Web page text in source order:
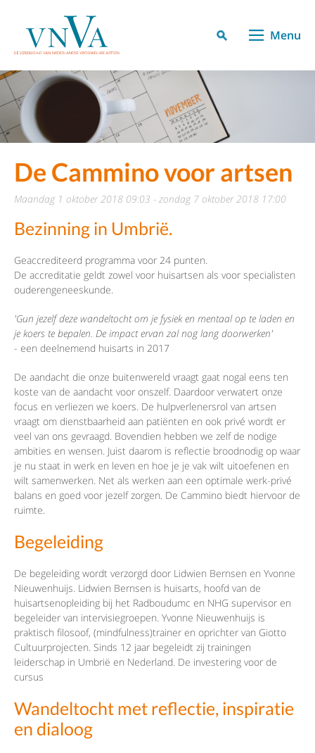
Menu
De Cammino voor artsen
maandag 1 oktober 2018 09:03 - zondag 7 oktober 2018 17:00
Bezinning in Umbrië.
Geaccrediteerd programma voor 24 punten.
De accreditatie geldt zowel voor huisartsen als voor specialisten
ouderengeneeskunde.
'Gun jezelf deze wandeltocht om je fysiek en mentaal op te laden en
je koers te bepalen. De impact ervan zal nog lang doorwerken'
- een deelnemend huisarts in 2017
De aandacht die onze buitenwereld vraagt gaat nogal eens ten
koste van de aandacht voor onszelf. Daardoor verwatert onze
focus en verliezen we koers. De hulpverlenersrol van artsen
vraagt om dienstbaarheid aan patiënten en ook privé wordt er
veel van ons gevraagd. Bovendien hebben we zelf de nodige
ambities en wensen. Juist daarom is reflectie broodnodig op waar
je nu staat in werk en leven en hoe je je vak wilt uitoefenen en
wilt samenwerken. Net als werken aan een optimale werk-privé
balans en goed voor jezelf zorgen. De Cammino biedt hiervoor de
ruimte.
Begeleiding
De begeleiding wordt verzorgd door Lidwien Bernsen en Yvonne
Nieuwenhuijs. Lidwien Bernsen is huisarts, hoofd van de
huisartsenopleiding bij het Radboudumc en NHG supervisor en
begeleider van intervisiegroepen. Yvonne Nieuwenhuijs is
praktisch filosoof, (mindfulness)trainer en oprichter van Giotto
Cultuurprojecten. Sinds 12 jaar begeleidt zij trainingen
leiderschap in Umbrië en Nederland. De investering voor de
cursus
Wandeltocht met reflectie, inspiratie
en dialoog